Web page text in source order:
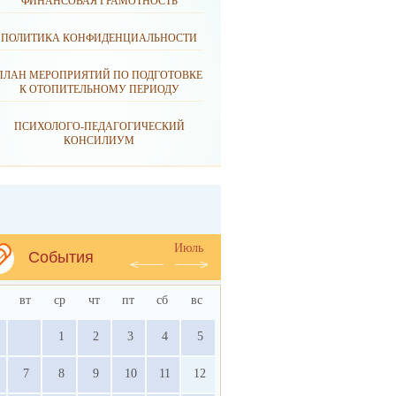
ПОЛИТИКА КОНФИДЕНЦИАЛЬНОСТИ
МЕРОПРИЯТИЙ ПО ПОДГОТОВКЕ
К ОТОПИТЕЛЬНОМУ ПЕРИОДУ
ПСИХОЛОГО-ПЕДАГОГИЧЕСКИЙ
КОНСИЛИУМ
События
Июль
вт ср чт пт сб вс
1 2 3 4 5
7 8 9 10 11 12